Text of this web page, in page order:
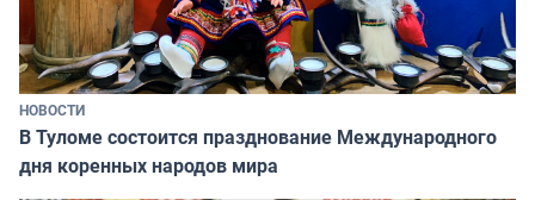
НОВОСТИ
В Туломе состоится празднование Международного
дня коренных народов мира